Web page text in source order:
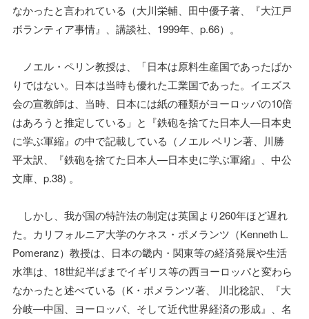
なかったと言われている（大川栄輔、田中優子著、『大江戸
ボランティア事情』、講談社、1999年、p.66）。
ノエル・ペリン教授は、「日本は原料生産国であったばか
りではない。日本は当時も優れた工業国であった。イエズス
会の宣教師は、当時、日本には紙の種類がヨーロッパの10倍
はあろうと推定している」と『鉄砲を捨てた日本人―日本史
に学ぶ軍縮』の中で記載している（ノエル ペリン著、川勝
平太訳、『鉄砲を捨てた日本人―日本史に学ぶ軍縮』、中公
文庫、p.38) 。
しかし、我が国の特許法の制定は英国より260年ほど遅れ
た。カリフォルニア大学のケネス・ポメランツ（Kenneth L.
Pomeranz）教授は、日本の畿内・関東等の経済発展や生活
水準は、18世紀半ばまでイギリス等の西ヨーロッパと変わら
なかったと述べている（K・ポメランツ著、 川北稔訳、『大
分岐―中国、ヨーロッパ、そして近代世界経済の形成』、名